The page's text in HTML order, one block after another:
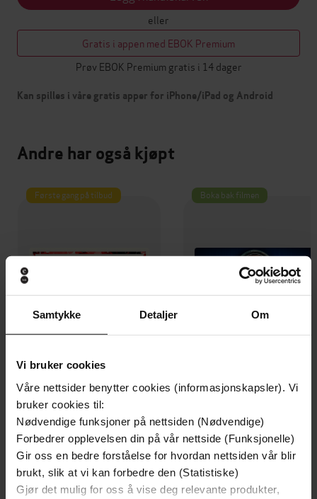
Samtykke Detaljer Om
Vi bruker cookies
Våre nettsider benytter cookies (informasjonskapsler). Vi
bruker cookies til:
Nødvendige funksjoner på nettsiden (Nødvendige)
Forbedrer opplevelsen din på vår nettside (Funksjonelle)
Gir oss en bedre forståelse for hvordan nettsiden vår blir
brukt, slik at vi kan forbedre den (Statistiske)
Gjør det mulig for oss å vise deg relevante produkter,
eller
Gratis i appen med EBOK Premium
Prøv EBOK Premium gratis i 14 dager
Kan spilles i våre gratis apper for iPhone/iPad og Android
Andre har også kjøpt
Første gang på tilbud
449,-
Generasjon null
Stefan Ahnhem
LYDBOK
Boka bak filmen
Hushjelpen
Freida McFadden
LYDBOK